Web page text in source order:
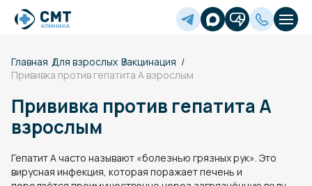
Главная Для взрослых Вакцинация
Прививка против гепатита А взрослым
Прививка против гепатита А
взрослым
Гепатит А часто называют «болезнью грязных рук». Это
вирусная инфекция, которая поражает печень и